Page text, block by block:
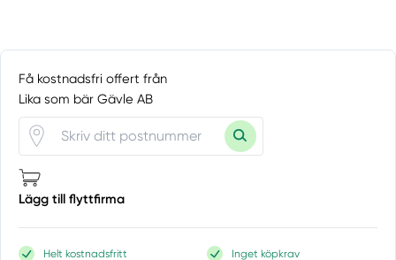
Få kostnadsfri offert från
Lika som bär Gävle AB
Lägg till flyttfirma
Helt kostnadsfritt Inget köpkrav